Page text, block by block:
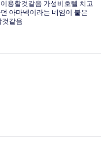
용할것같음 가성비호텔 치고
아마넥이라는 네임이 붙은
것같음